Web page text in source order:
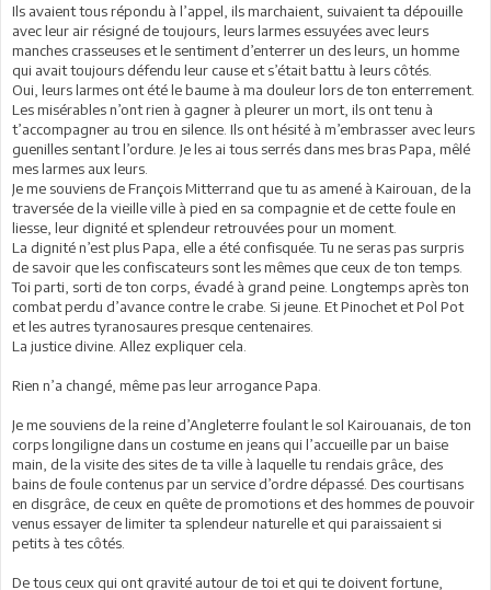
Ils avaient tous répondu à l’appel, ils marchaient, suivaient ta dépouille
avec leur air résigné de toujours, leurs larmes essuyées avec leurs
manches crasseuses et le sentiment d’enterrer un des leurs, un homme
qui avait toujours défendu leur cause et s’était battu à leurs côtés.
Oui, leurs larmes ont été le baume à ma douleur lors de ton enterrement.
Les misérables n’ont rien à gagner à pleurer un mort, ils ont tenu à
t’accompagner au trou en silence. Ils ont hésité à m’embrasser avec leurs
guenilles sentant l’ordure. Je les ai tous serrés dans mes bras Papa, mêlé
mes larmes aux leurs.
Je me souviens de François Mitterrand que tu as amené à Kairouan, de la
traversée de la vieille ville à pied en sa compagnie et de cette foule en
liesse, leur dignité et splendeur retrouvées pour un moment.
La dignité n’est plus Papa, elle a été confisquée. Tu ne seras pas surpris
de savoir que les confiscateurs sont les mêmes que ceux de ton temps.
Toi parti, sorti de ton corps, évadé à grand peine. Longtemps après ton
combat perdu d’avance contre le crabe. Si jeune. Et Pinochet et Pol Pot
et les autres tyranosaures presque centenaires.
La justice divine. Allez expliquer cela.
Rien n’a changé, même pas leur arrogance Papa.
Je me souviens de la reine d’Angleterre foulant le sol Kairouanais, de ton
corps longiligne dans un costume en jeans qui l’accueille par un baise
main, de la visite des sites de ta ville à laquelle tu rendais grâce, des
bains de foule contenus par un service d’ordre dépassé. Des courtisans
en disgrâce, de ceux en quête de promotions et des hommes de pouvoir
venus essayer de limiter ta splendeur naturelle et qui paraissaient si
petits à tes côtés.
De tous ceux qui ont gravité autour de toi et qui te doivent fortune,